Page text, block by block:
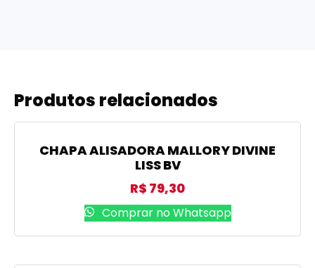
Produtos relacionados
CHAPA ALISADORA MALLORY DIVINE
LISS BV
R$ 79,30
Comprar no Whatsapp